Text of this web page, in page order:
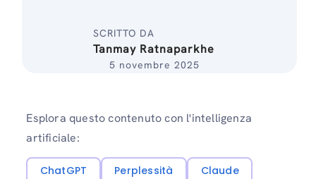
SCRITTO DA
Tanmay Ratnaparkhe
5 novembre 2025
Esplora questo contenuto con l'intelligenza
artificiale:
ChatGPT Perplessità
Claude